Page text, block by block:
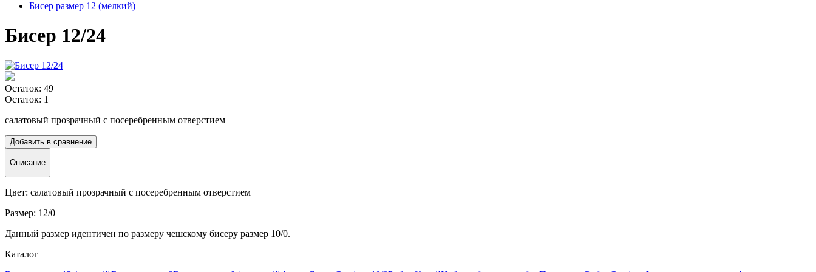
Бисер размер 12 (мелкий)
Бисер 12/24
Остаток: 49
Остаток: 1
салатовый прозрачный с посеребренным отверстием
Добавить в сравнение
Описание
Цвет: салатовый прозрачный с посеребренным отверстием
Размер: 12/0
Данный размер идентичен по размеру чешскому бисеру размер 10/0.
Каталог